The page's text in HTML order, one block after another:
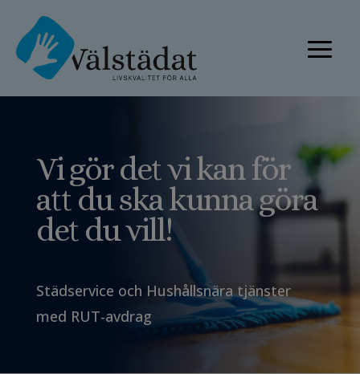
Vi gör det vi kan för
att du ska kunna göra
det du vill!
Städservice och Hushållsnära tjänster
med RUT-avdrag